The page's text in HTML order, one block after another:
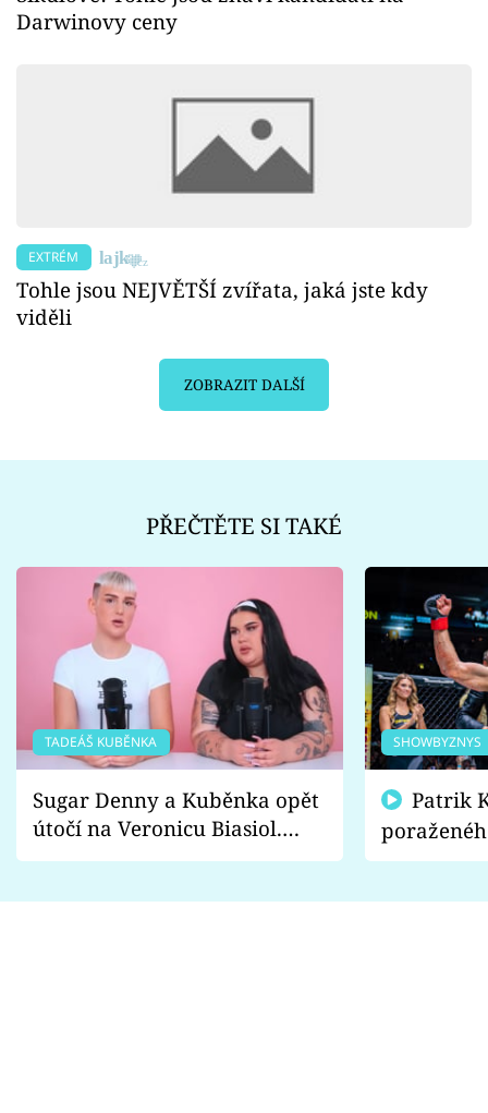
Darwinovy ceny​
EXTRÉM
Tohle jsou NEJVĚTŠÍ zvířata, jaká jste kdy
viděli
ZOBRAZIT DALŠÍ
PŘEČTĚTE SI TAKÉ
TADEÁŠ KUBĚNKA
Sugar Denny a Kuběnka opět
útočí na Veronicu Biasiol.
Proč je podle nich falešná a
SHOWBYZNYS
fanoušci